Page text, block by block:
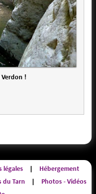
!
légales
Hébergement
du Tarn
Photos - Vidéos